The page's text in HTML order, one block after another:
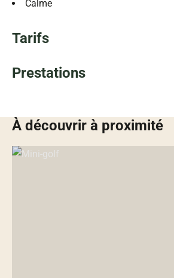
Calme
Tarifs
Prestations
À découvrir à proximité
Mini-golf, © Droits libres